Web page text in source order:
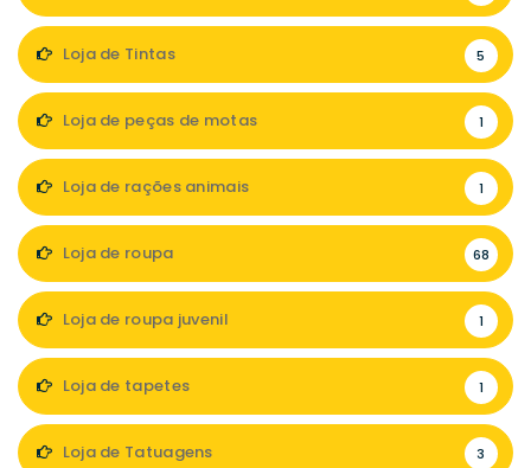
Loja de Tintas 5
Loja de peças de motas 1
Loja de rações animais 1
Loja de roupa 68
Loja de roupa juvenil 1
Loja de tapetes 1
Loja de Tatuagens 3